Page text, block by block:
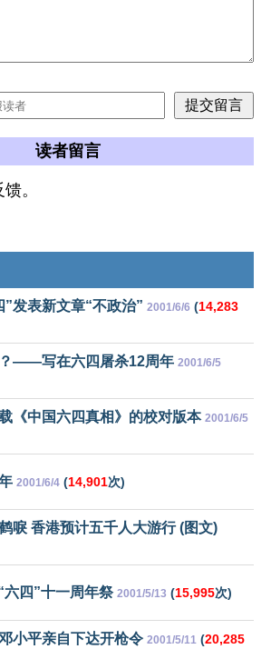
读者留言
。
发表新文章“不政治” 2001/6/6 (14,283
——写在六四屠杀12周年 2001/6/5
《中国六四真相》的校对版本 2001/6/5
2001/6/4 (14,901次)
唳 香港预计五千人大游行 (图文)
六四”十一周年祭 2001/5/13 (15,995次)
小平亲自下达开枪令 2001/5/11 (20,285